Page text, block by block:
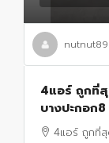
4แอร์ ถูกที่
บางปะกอก8
ใกล้รถไฟฟ้า
4แอร์ ถูกที่สุ